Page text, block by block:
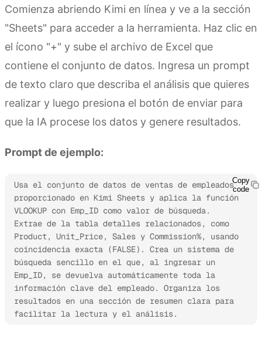
Comienza abriendo Kimi en línea y ve a la sección
"Sheets" para acceder a la herramienta. Haz clic en
el ícono "+" y sube el archivo de Excel que
contiene el conjunto de datos. Ingresa un prompt
de texto claro que describa el análisis que quieres
realizar y luego presiona el botón de enviar para
que la IA procese los datos y genere resultados.
Prompt de ejemplo:
Usa el conjunto de datos de ventas de empleados
proporcionado en Kimi Sheets y aplica la función
VLOOKUP con Emp_ID como valor de búsqueda.
Extrae de la tabla detalles relacionados, como
Product, Unit_Price, Sales y Commission%, usando
coincidencia exacta (FALSE). Crea un sistema de
búsqueda sencillo en el que, al ingresar un
Emp_ID, se devuelva automáticamente toda la
información clave del empleado. Organiza los
resultados en una sección de resumen clara para
facilitar la lectura y el análisis.
Copy
code